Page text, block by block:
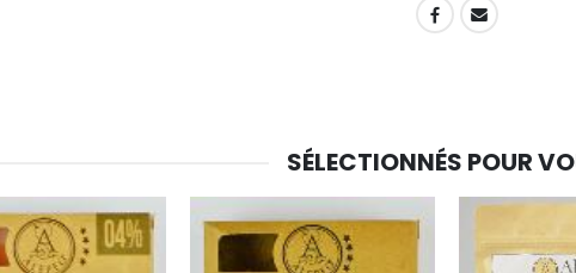
€13.50
€21.90
SHARE:
SÉLECTIONNÉS POUR